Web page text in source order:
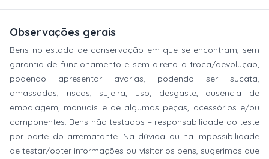
Observações gerais
Bens no estado de conservação em que se encontram, sem
garantia de funcionamento e sem direito a troca/devolução,
podendo apresentar avarias, podendo ser sucata,
amassados, riscos, sujeira, uso, desgaste, ausência de
embalagem, manuais e de algumas peças, acessórios e/ou
componentes. Bens não testados – responsabilidade do teste
por parte do arrematante. Na dúvida ou na impossibilidade
de testar/obter informações ou visitar os bens, sugerimos que